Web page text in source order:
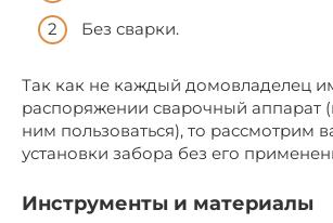
Без сварки.
Так как не каждый домовладелец
распоряжении сварочный аппарат
ним пользоваться), то рассмотрим
установки забора без его
Инструменты и материалы